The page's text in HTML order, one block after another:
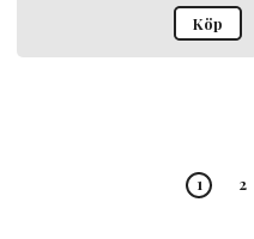
Köp
1 2